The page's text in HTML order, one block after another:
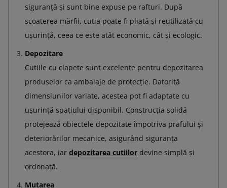
siguranță și sunt bine expuse pe rafturi. După
scoaterea mărfii, cutia poate fi pliată și reutilizată cu
ușurință, ceea ce este atât economic, cât și ecologic.
Depozitare
Cutiile cu clapete sunt excelente pentru depozitarea
produselor ca ambalaje de protecție. Datorită
dimensiunilor variate, acestea pot fi adaptate cu
ușurință spațiului disponibil. Construcția solidă
protejează obiectele depozitate împotriva prafului și
deteriorărilor mecanice, asigurând siguranța
acestora, iar depozitarea cutiilor devine simplă și
ordonată.
Mutarea